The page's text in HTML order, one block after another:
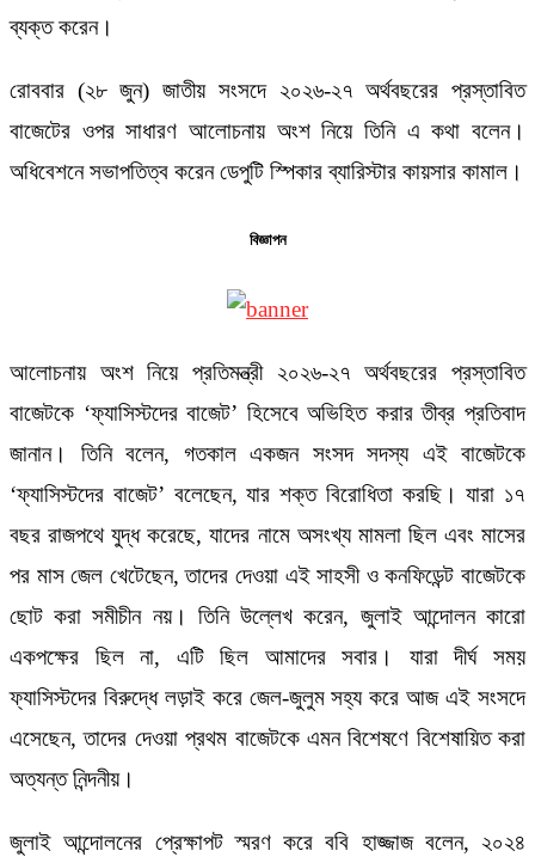
ব্যক্ত করেন।
রোববার (২৮ জুন) জাতীয় সংসদে ২০২৬-২৭ অর্থবছরের প্রস্তাবিত
বাজেটের ওপর সাধারণ আলোচনায় অংশ নিয়ে তিনি এ কথা বলেন।
অধিবেশনে সভাপতিত্ব করেন ডেপুটি স্পিকার ব্যারিস্টার কায়সার কামাল।
বিজ্ঞাপন
আলোচনায় অংশ নিয়ে প্রতিমন্ত্রী ২০২৬-২৭ অর্থবছরের প্রস্তাবিত
বাজেটকে ‘ফ্যাসিস্টদের বাজেট’ হিসেবে অভিহিত করার তীব্র প্রতিবাদ
জানান। তিনি বলেন, গতকাল একজন সংসদ সদস্য এই বাজেটকে
‘ফ্যাসিস্টদের বাজেট’ বলেছেন, যার শক্ত বিরোধিতা করছি। যারা ১৭
বছর রাজপথে যুদ্ধ করেছে, যাদের নামে অসংখ্য মামলা ছিল এবং মাসের
পর মাস জেল খেটেছেন, তাদের দেওয়া এই সাহসী ও কনফিডেন্ট বাজেটকে
ছোট করা সমীচীন নয়। তিনি উল্লেখ করেন, জুলাই আন্দোলন কারো
একপক্ষের ছিল না, এটি ছিল আমাদের সবার। যারা দীর্ঘ সময়
ফ্যাসিস্টদের বিরুদ্ধে লড়াই করে জেল-জুলুম সহ্য করে আজ এই সংসদে
এসেছেন, তাদের দেওয়া প্রথম বাজেটকে এমন বিশেষণে বিশেষায়িত করা
অত্যন্ত নিন্দনীয়।
জুলাই আন্দোলনের প্রেক্ষাপট স্মরণ করে ববি হাজ্জাজ বলেন, ২০২৪